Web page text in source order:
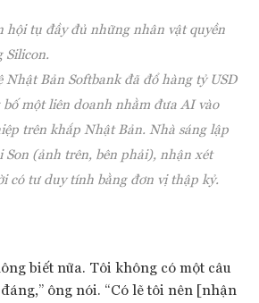
hội tụ đầy đủ những nhân vật quyền
Silicon.
Nhật Bản Softbank đã đổ hàng tỷ USD
bố một liên doanh nhằm đưa AI vào
trên khắp Nhật Bản. Nhà sáng lập
Son (ảnh trên, bên phải), nhận xét
có tư duy tính bằng đơn vị thập kỷ.
biết nữa. Tôi không có một câu
ông nói. “Có lẽ tôi nên [nhận